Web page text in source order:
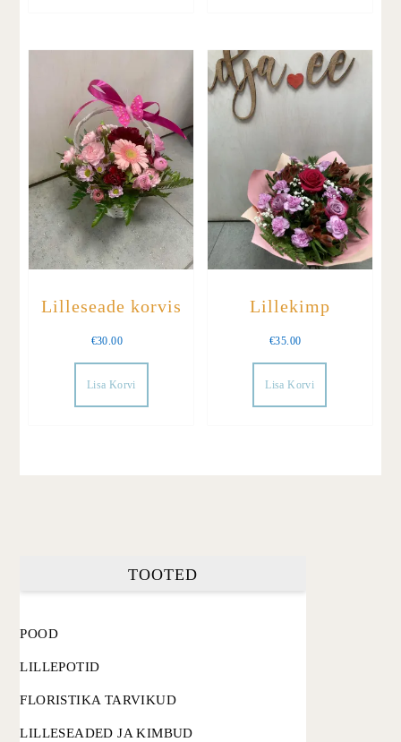
Lilleseade korvis
€30.00
Lisa Korvi
Lillekimp
€35.00
Lisa Korvi
TOOTED
POOD
LILLEPOTID
FLORISTIKA TARVIKUD
LILLESEADED JA KIMBUD